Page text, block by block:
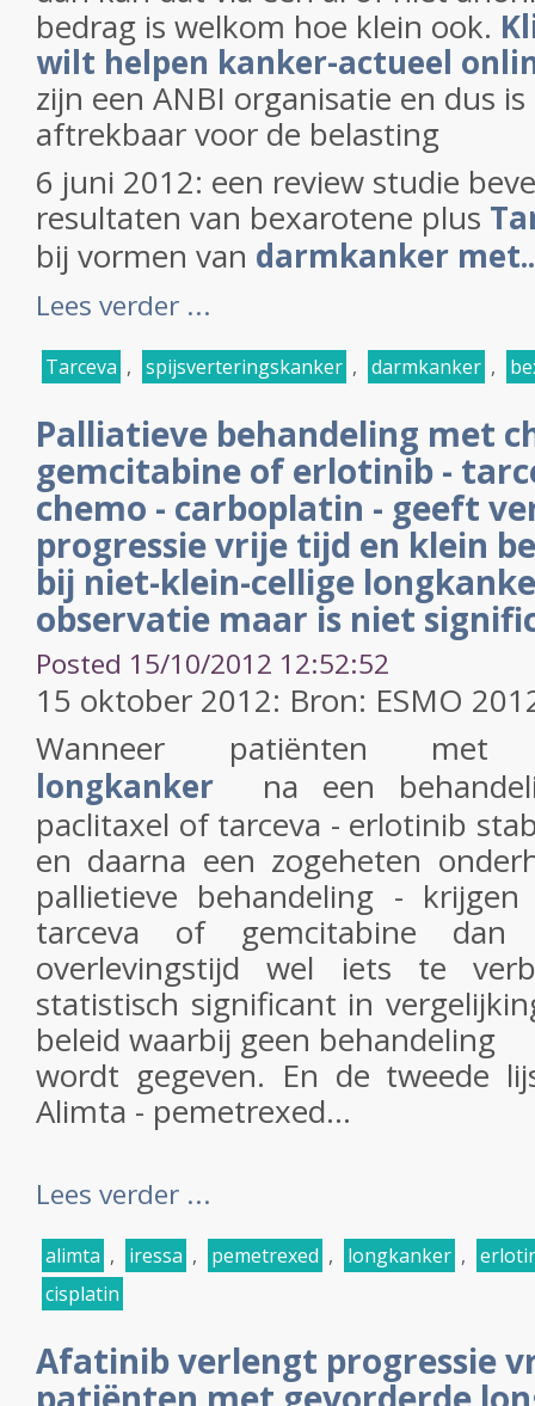
bedrag is welkom hoe klein ook.
wilt helpen kanker-actueel
zijn een ANBI organisatie en dus
aftrekbaar voor de belasting
6 juni 2012: een review studie
resultaten van bexarotene plus
bij vormen van darmkanker
Lees verder ...
Tarceva , spijsverteringskanker , darmkanker ,
Palliatieve behandeling met
gemcitabine of erlotinib -
chemo - carboplatin - geeft
progressie vrije tijd en klein
bij niet-klein-cellige
observatie maar is niet
Posted 15/10/2012 12:52:52
15 oktober 2012: Bron: ESMO
Wanneer patiënten
longkanker
na een
paclitaxel of tarceva - erlotinib
en daarna een zogeheten
pallietieve behandeling -
tarceva of gemcitabine
overlevingstijd wel iets te
statistisch significant in
beleid waarbij geen behandeling
wordt gegeven. En de tweede
Alimta - pemetrexed...
Lees verder ...
alimta , iressa , pemetrexed , longkanker ,
cisplatin
Afatinib verlengt progressie